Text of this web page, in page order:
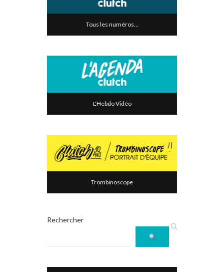
Tous les numéros...
L'Hebdo Vidéo
Trombinoscope
Rechercher